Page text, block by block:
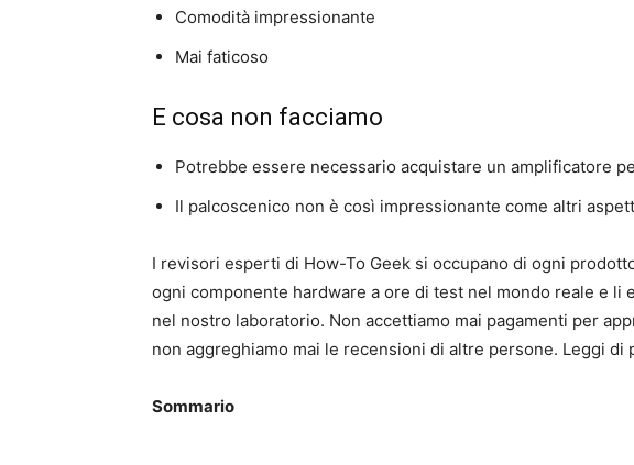
Comodità impressionante
Mai faticoso
E cosa non facciamo
Potrebbe essere necessario acquistare un amplificatore
Il palcoscenico non è così impressionante come altri
I revisori esperti di How-To Geek si occupano di ogni
ogni componente hardware a ore di test nel mondo reale e li
nel nostro laboratorio. Non accettiamo mai pagamenti per
non aggreghiamo mai le recensioni di altre persone. Leggi di
Sommario